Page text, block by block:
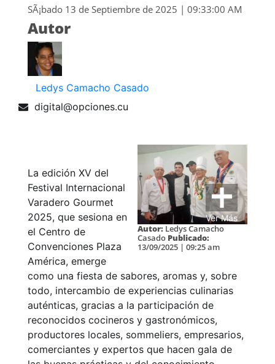
SÃ¡bado 13 de Septiembre de 2025 | 09:33:00 AM
Autor
Ledys Camacho Casado
digital@opciones.cu
Ver Más
Autor: Ledys Camacho
Casado Publicado:
13/09/2025 | 09:25 am
La edición XV del
Festival Internacional
Varadero Gourmet
2025, que sesiona en
el Centro de
Convenciones Plaza
América, emerge
como una fiesta de sabores, aromas y, sobre
todo, intercambio de experiencias culinarias
auténticas, gracias a la participación de
reconocidos cocineros y gastronómicos,
productores locales, sommeliers, empresarios,
comerciantes y expertos que hacen gala de